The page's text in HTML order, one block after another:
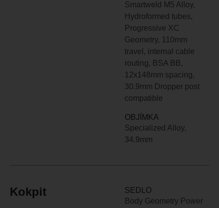
Smartweld M5 Alloy,
Hydroformed tubes,
Progressive XC
Geometry, 110mm
travel, internal cable
routing, BSA BB,
12x148mm spacing,
30.9mm Dropper post
compatible
OBJÍMKA
Specialized Alloy,
34.9mm
Kokpit
SEDLO
Body Geometry Power